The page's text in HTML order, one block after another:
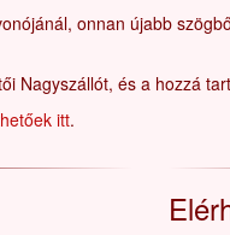
onnan újabb
Nagyszállót, és a hozzá
itt.